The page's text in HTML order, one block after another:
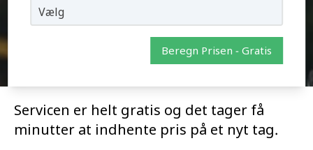
Servicen er helt gratis og det tager få
minutter at indhente pris på et nyt tag.
Beregn Prisen - Gratis